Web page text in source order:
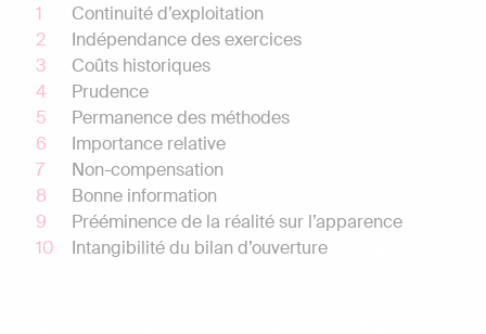
Continuité d’exploitation
Indépendance des exercices
Coûts historiques
Prudence
Permanence des méthodes
Importance relative
Non-compensation
Bonne information
Prééminence de la réalité sur l’apparence
Intangibilité du bilan d’ouverture